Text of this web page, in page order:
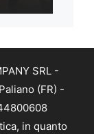
SRL -
(FR) -
in quanto